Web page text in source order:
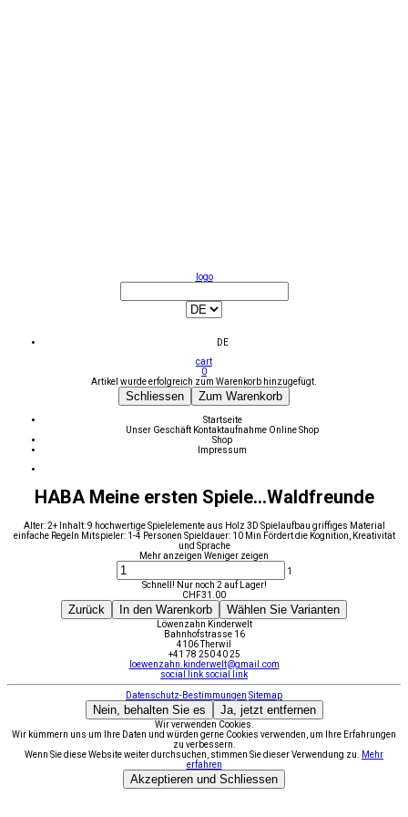
logo
DE
cart
0
Artikel wurde erfolgreich zum Warenkorb hinzugefügt.
Schliessen Zum Warenkorb
Startseite
Unser Geschäft Kontaktaufnahme Online Shop
Shop
Impressum
HABA Meine ersten Spiele...Waldfreunde
Alter: 2+ Inhalt: 9 hochwertige Spielelemente aus Holz 3D Spielaufbau griffiges Material
einfache Regeln Mitspieler: 1-4 Personen Spieldauer: 10 Min Fördert die Kognition, Kreativität
und Sprache
Mehr anzeigen Weniger zeigen
1
Schnell! Nur noch 2 auf Lager!
CHF31.00
Zurück In den Warenkorb Wählen Sie Varianten
Löwenzahn Kinderwelt
Bahnhofstrasse 16
4106 Therwil
+41 78 250 40 25
loewenzahn.kinderwelt@gmail.com
social link social link
Datenschutz-Bestimmungen Sitemap
Nein, behalten Sie es Ja, jetzt entfernen
Wir verwenden Cookies.
Wir kümmern uns um Ihre Daten und würden gerne Cookies verwenden, um Ihre Erfahrungen
zu verbessern.
Wenn Sie diese Website weiter durchsuchen, stimmen Sie dieser Verwendung zu.
Mehr
erfahren
Akzeptieren und Schliessen